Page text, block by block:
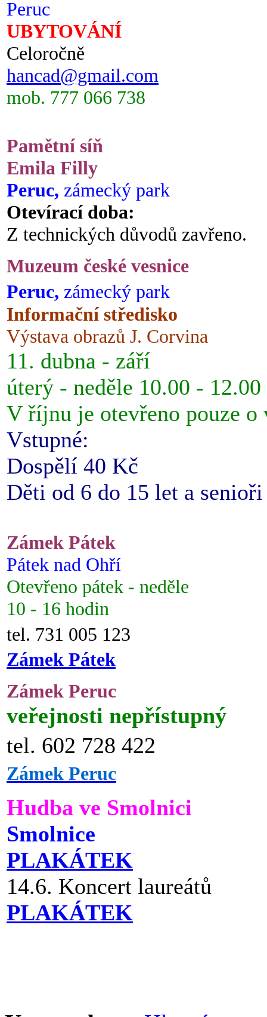
Peruc
UBYTOVÁNÍ
Celoročně
hancad@gmail.com
mob. 777 066 738
Pamětní síň
Emila Filly
Peruc, zámecký park
Otevírací doba:
Z technických důvodů zavřeno.
Muzeum české vesnice
Peruc, zámecký park
Informační středisko
Výstava obrazů J. Corvina
11. dubna - září
úterý - neděle 10.00 -
V říjnu je otevřeno pouze o
Vstupné:
Dospělí 40 Kč
Děti od 6 do 15 let a
Zámek Pátek
Pátek nad Ohří
Otevřeno pátek - neděle
10 - 16 hodin
tel. 731 005 123
Zámek Pátek
Zámek Peruc
veřejnosti nepřístupný
tel. 602 728 422
Zámek Peruc
Hudba ve Smolnici
Smolnice
PLAKÁTEK
14.6. Koncert laureátů
PLAKÁTEK